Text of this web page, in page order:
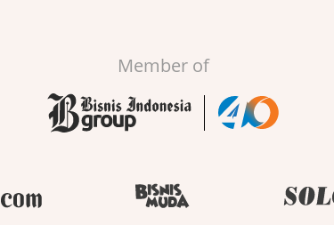
Member of